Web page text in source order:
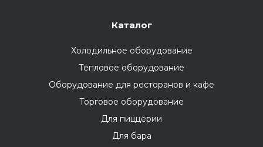
Каталог
Холодильное оборудование
Тепловое оборудование
Оборудование для ресторанов и кафе
Торговое оборудование
Для пиццерии
Для бара